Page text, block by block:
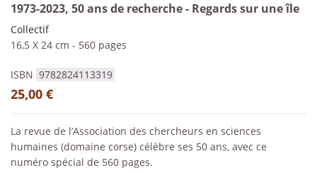
1973-2023, 50 ans de recherche - Regards sur une île
Collectif
16,5 X 24 cm - 560 pages
ISBN 9782824113319
25,00 €
La revue de l’Association des chercheurs en sciences
humaines (domaine corse) célèbre ses 50 ans, avec ce
numéro spécial de 560 pages.